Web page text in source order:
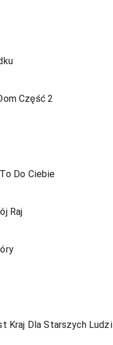
Część 2
Do Ciebie
Raj
Kraj Dla Starszych Ludzi